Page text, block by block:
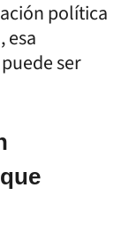
política
esa
ser